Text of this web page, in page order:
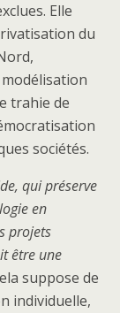
Elle
du
trahie de
sociétés.
qui préserve
en
projets
être une
suppose de
individuelle,